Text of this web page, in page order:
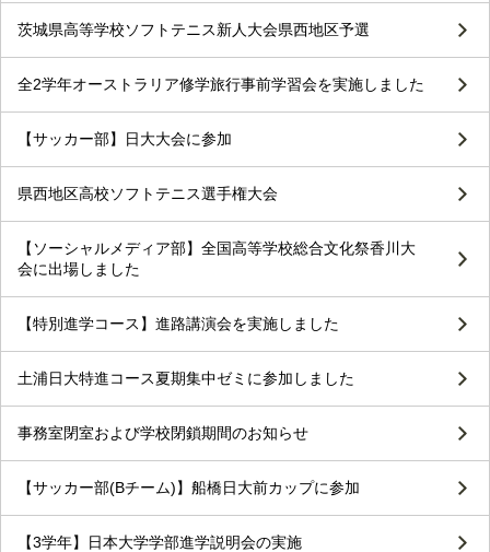
茨城県高等学校ソフトテニス新人大会県西地区予選
全2学年オーストラリア修学旅行事前学習会を実施しました
【サッカー部】日大大会に参加
県西地区高校ソフトテニス選手権大会
【ソーシャルメディア部】全国高等学校総合文化祭香川大
会に出場しました
【特別進学コース】進路講演会を実施しました
土浦日大特進コース夏期集中ゼミに参加しました
事務室閉室および学校閉鎖期間のお知らせ
【サッカー部(Bチーム)】船橋日大前カップに参加
【3学年】日本大学学部進学説明会の実施